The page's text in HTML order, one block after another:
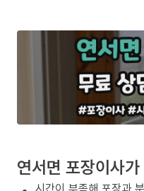
연서면 포장이사